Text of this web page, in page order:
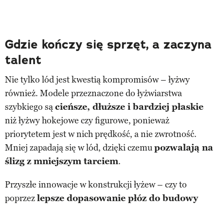
Gdzie kończy się sprzęt, a zaczyna
talent
Nie tylko lód jest kwestią kompromisów – łyżwy
również. Modele przeznaczone do łyżwiarstwa
szybkiego sącieńsze, dłuższe i bardziej płaskie
niż łyżwy hokejowe czy figurowe, ponieważ
priorytetem jest w nich prędkość, a nie zwrotność.
Mniej zapadają się w lód, dzięki czemupozwalają na
ślizg z mniejszym tarciem.
Przyszłe innowacje w konstrukcji łyżew – czy to
poprzezlepsze dopasowanie płóz do budowy